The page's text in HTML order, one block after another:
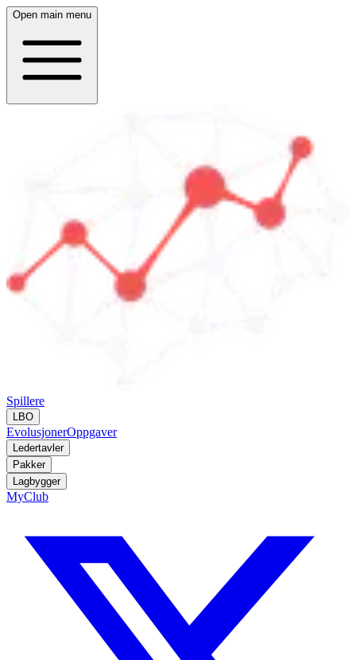
Open main menu
Spillere
LBO
EvolusjonerOppgaver
Ledertavler
Pakker
Lagbygger
MyClub